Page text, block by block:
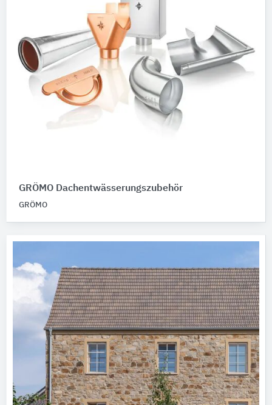
GRÖMO Dachentwässerungszubehör
GRÖMO